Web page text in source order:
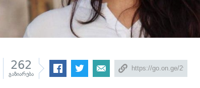
262
გაზიარება